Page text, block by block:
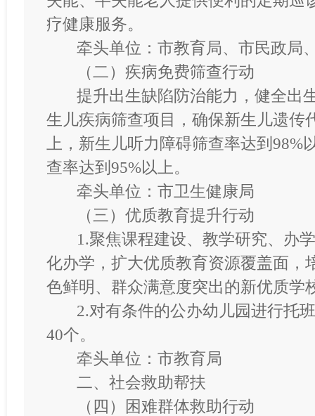
疗健康服务。
牵头单位：市教育局、市民政局
（二）疾病免费筛查行动
提升出生缺陷防治能力，健全出
生儿疾病筛查项目，确保新生儿遗传
上，新生儿听力障碍筛查率达到
查率达到95%以上。
牵头单位：市卫生健康局
（三）优质教育提升行动
1.聚焦课程建设、教学研究、办
化办学，扩大优质教育资源覆盖面，
色鲜明、群众满意度突出的新优质学
2.对有条件的公办幼儿园进行托
40个。
牵头单位：市教育局
二、社会救助帮扶
（四）困难群体救助行动